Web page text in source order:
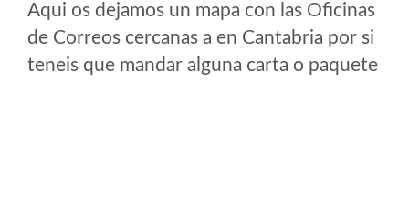
Aqui os dejamos un mapa con las Oficinas
de Correos cercanas a en Cantabria por si
teneis que mandar alguna carta o paquete